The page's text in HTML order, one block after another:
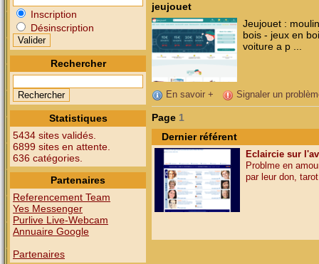
Inscription
Désinscription
Rechercher
Statistiques
5434 sites validés.
6899 sites en attente.
636 catégories.
Partenaires
Referencement Team
Yes Messenger
Purlive Live-Webcam
Annuaire Google
Partenaires
jeujouet
Jeujouet :
bois - jeux en
voiture a p ...
En savoir + Signaler un
Page 1
Dernier référent
Eclaircie sur
Problme en
par leur don,